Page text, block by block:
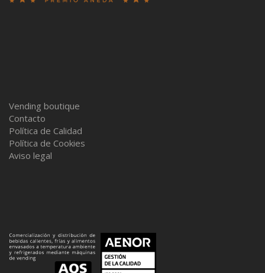
Vending boutique
Contacto
Política de Calidad
Política de Cookies
Aviso legal